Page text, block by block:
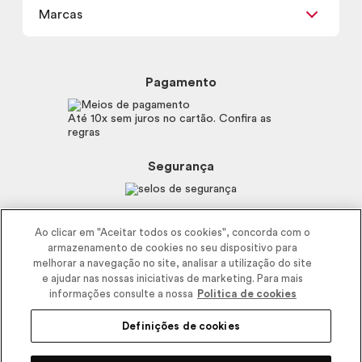
Código de defesa do consumidor
Trabalhe com a gente
Recomendações Covid19
Frete e Entrega
Fale Conosco
E-mail
Marcas
Pagamento
Até 10x sem juros no cartão. Confira as
regras
Segurança
Ao clicar em "Aceitar todos os cookies", concorda com o
armazenamento de cookies no seu dispositivo para
melhorar a navegação no site, analisar a utilização do site
e ajudar nas nossas iniciativas de marketing. Para mais
informações consulte a nossa
Politica de cookies
Definições de cookies